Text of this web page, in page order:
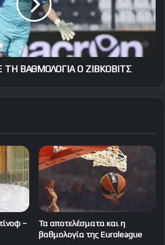
ΒΑΘΜΟΛΟΓΙΑ Ο ΖΙΒΚΟΒΙΤΣ
–
Τα αποτελέσματα και η
βαθμολογία της Euroleague